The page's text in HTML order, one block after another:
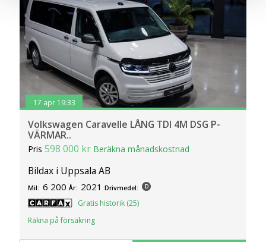
att klicka på Tillåt alla godkänner du vår hantering av
cookies och samtycker till att vi mäter och delar
information om din användning av webbplatsen med våra
partners. För att ändra vilka typer av cookies vi använder
klickar du på Anpassa. Du kan alltid ändra dina
inställningar för cookies.
17 apr 19:33
Volkswagen Caravelle LÅNG TDI 4M DSG P-
VÄRMAR..
Pris598 000 kr Beräkna månadskostnad
Bildax i Uppsala AB
Mil: 6 200 År: 2021 Drivmedel:
Gratis historik (25)
Räkna på försäkring